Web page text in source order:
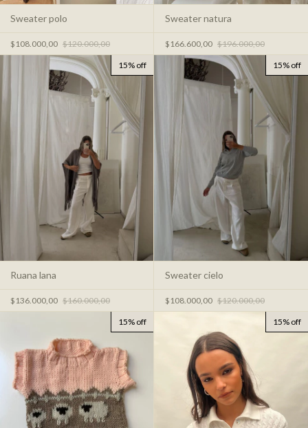
Sweater polo
$108.000,00 $120.000,00
Sweater natura
$166.600,00 $196.000,00
15% off
Ruana lana
$136.000,00 $160.000,00
15% off
Sweater cielo
$108.000,00 $120.000,00
15% off 15% off